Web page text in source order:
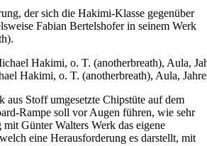
der sich die Hakimi-Klasse gegenüber
Fabian Bertelshofer in seinem Werk
Hakimi, o. T. (anotherbreath), Aula,
aus Stoff umgesetzte Chipstüte auf dem
Rampe soll vor Augen führen, wie sehr
mit Günter Walters Werk das eigene
eine Herausforderung es darstellt, mit